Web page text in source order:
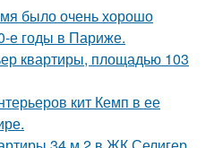
было очень хорошо
е годы в Париже.
квартиры, площадью 103
кит Кемп в ее